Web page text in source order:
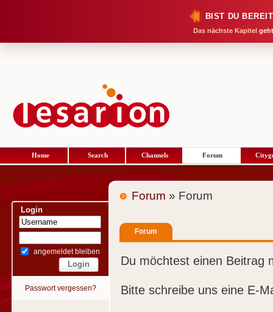
BIST DU
Das nächste Kapitel
Home Search Channels Forum
Login
angemeldet bleiben
Passwort vergessen?
Forum » Forum
Forum
Du möchtest einen Beitrag
Bitte schreibe uns eine E-